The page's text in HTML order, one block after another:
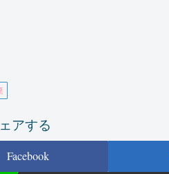
アする
Facebook